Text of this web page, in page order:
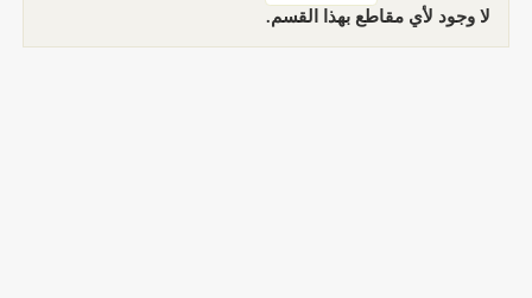
لا وجود لأي مقاطع بهذا القسم.